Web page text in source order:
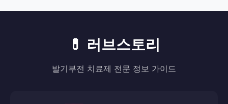
💊 러브스토리
발기부전 치료제 전문 정보 가이드